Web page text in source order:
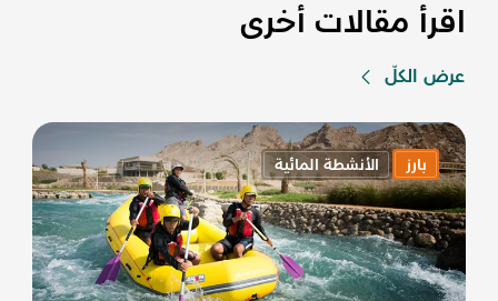
اقرأ مقالات أخرى
عرض الكلّ
بارز الأنشطة المائية